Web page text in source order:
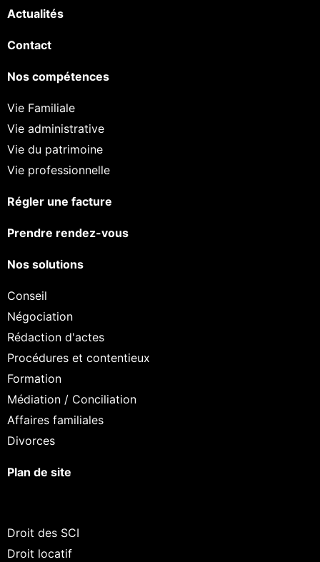
Actualités
Contact
Nos compétences
Vie Familiale
Vie administrative
Vie du patrimoine
Vie professionnelle
Régler une facture
Prendre rendez-vous
Nos solutions
Conseil
Négociation
Rédaction d'actes
Procédures et contentieux
Formation
Médiation / Conciliation
Affaires familiales
Divorces
Plan de site
Droit des SCI
Droit locatif